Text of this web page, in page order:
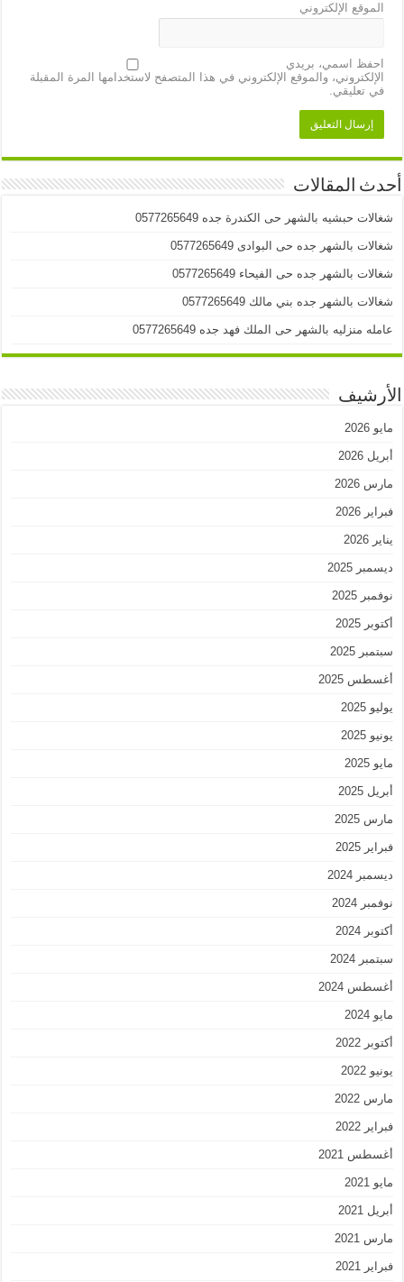
الموقع الإلكتروني
احفظ اسمي، بريدي
الإلكتروني، والموقع الإلكتروني في هذا المتصفح لاستخدامها المرة المقبلة
في تعليقي.
أحدث المقالات
شغالات حبشيه بالشهر حى الكندرة جده 0577265649
شغالات بالشهر جده حى البوادى 0577265649
شغالات بالشهر جده حى الفيحاء 0577265649
شغالات بالشهر جده بني مالك 0577265649
عامله منزليه بالشهر حى الملك فهد جده 0577265649
الأرشيف
مايو 2026
أبريل 2026
مارس 2026
فبراير 2026
يناير 2026
ديسمبر 2025
نوفمبر 2025
أكتوبر 2025
سبتمبر 2025
أغسطس 2025
يوليو 2025
يونيو 2025
مايو 2025
أبريل 2025
مارس 2025
فبراير 2025
ديسمبر 2024
نوفمبر 2024
أكتوبر 2024
سبتمبر 2024
أغسطس 2024
مايو 2024
أكتوبر 2022
يونيو 2022
مارس 2022
فبراير 2022
أغسطس 2021
مايو 2021
أبريل 2021
مارس 2021
فبراير 2021